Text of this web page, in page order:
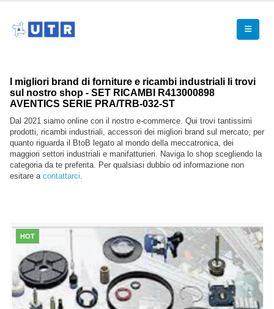
I migliori brand di forniture e ricambi industriali li trovi
sul nostro shop - SET RICAMBI R413000898
AVENTICS SERIE PRA/TRB-032-ST
Dal 2021 siamo online con il nostro e-commerce. Qui trovi tantissimi
prodotti, ricambi industriali, accessori dei migliori brand sul mercato, per
quanto riguarda il BtoB legato al mondo della meccatronica, dei
maggiori settori industriali e manifatturieri. Naviga lo shop scegliendo la
categoria da te preferita. Per qualsiasi dubbio od informazione non
esitare a contattarci.
HOT